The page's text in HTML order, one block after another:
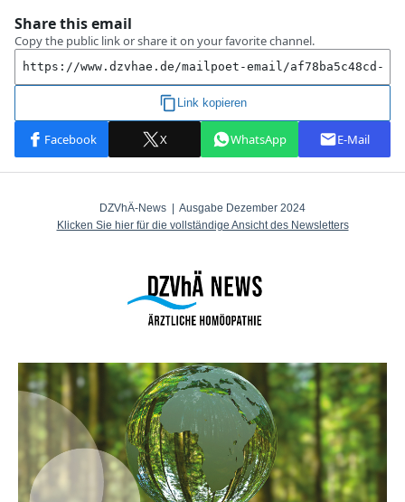
DZVhÄ-News | Ausgabe Dezember 2024
Klicken Sie hier für die vollständige Ansicht des Newsletters